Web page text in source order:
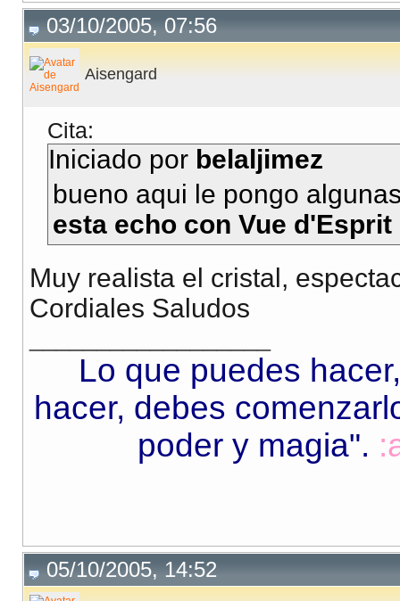
03/10/2005, 07:56
Aisengard
Cita:
Iniciado por belaljimez
bueno aqui le pongo
esta echo con Vue
Muy realista el cristal,
Cordiales Saludos
Lo que puedes
hacer, debes
poder y magia".
05/10/2005, 14:52